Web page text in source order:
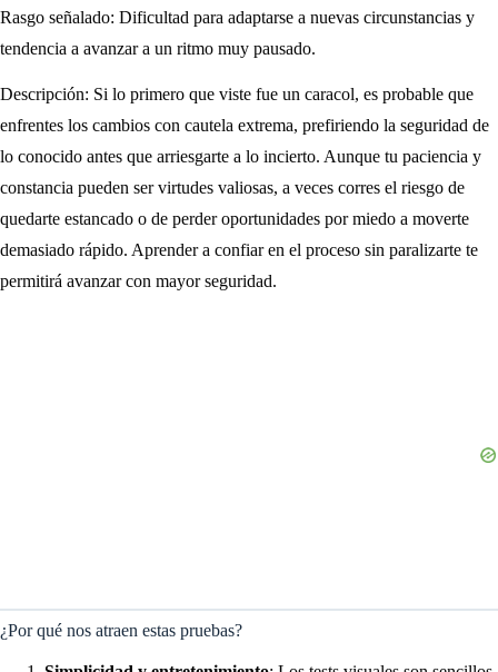
Rasgo señalado: Dificultad para adaptarse a nuevas circunstancias y
tendencia a avanzar a un ritmo muy pausado.
Descripción: Si lo primero que viste fue un caracol, es probable que
enfrentes los cambios con cautela extrema, prefiriendo la seguridad de
lo conocido antes que arriesgarte a lo incierto. Aunque tu paciencia y
constancia pueden ser virtudes valiosas, a veces corres el riesgo de
quedarte estancado o de perder oportunidades por miedo a moverte
demasiado rápido. Aprender a confiar en el proceso sin paralizarte te
permitirá avanzar con mayor seguridad.
¿Por qué nos atraen estas pruebas?